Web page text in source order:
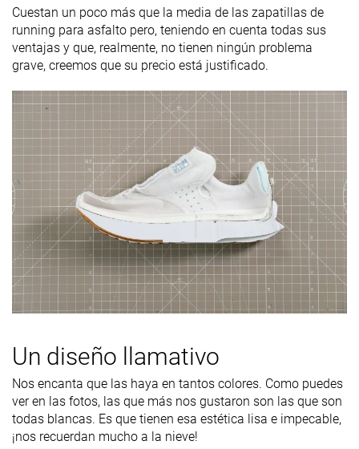
Cuestan un poco más que la media de las zapatillas de
running para asfalto pero, teniendo en cuenta todas sus
ventajas y que, realmente, no tienen ningún problema
grave, creemos que su precio está justificado.
Un diseño llamativo
Nos encanta que las haya en tantos colores. Como puedes
ver en las fotos, las que más nos gustaron son las que son
todas blancas. Es que tienen esa estética lisa e impecable,
¡nos recuerdan mucho a la nieve!